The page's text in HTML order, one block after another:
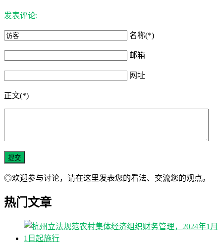
发表评论:
名称(*)
邮箱
网址
正文(*)
◎欢迎参与讨论，请在这里发表您的看法、交流您的观点。
热门文章